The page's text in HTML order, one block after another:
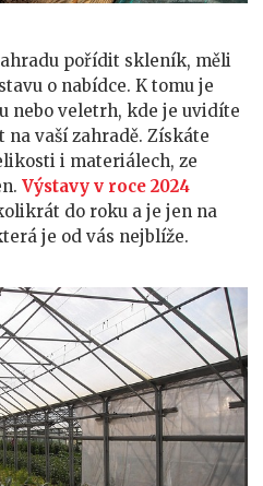
pořídit skleník, měli
o nabídce. K tomu je
nebo veletrh, kde je uvidíte
vaší zahradě. Získáte
i materiálech, ze
Výstavy v roce 2024
do roku a je jen na
je od vás nejblíže.